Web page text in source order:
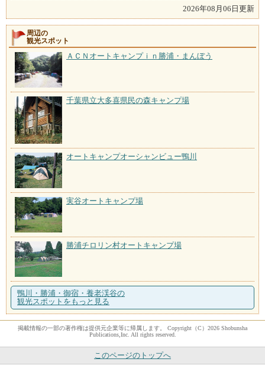
2026年08月06日更新
周辺の
観光スポット
ＡＣＮオートキャンプｉｎ勝浦・まんぼう
千葉県立大多喜県民の森キャンプ場
オートキャンプオーシャンビュー鴨川
実谷オートキャンプ場
勝浦チロリン村オートキャンプ場
鴨川・勝浦・御宿・養老渓谷の
観光スポットをもっと見る
掲載情報の一部の著作権は提供元企業等に帰属します。 Copyright（C）2026 Shobunsha
Publications,Inc. All rights reserved.
このページのトップへ